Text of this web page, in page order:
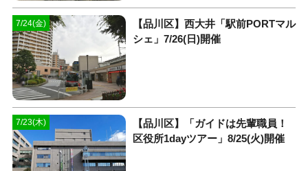
7/24(金)
【品川区】西大井「駅前PORTマル
シェ」7/26(日)開催
7/23(木)
【品川区】「ガイドは先輩職員！
区役所1dayツアー」8/25(火)開催